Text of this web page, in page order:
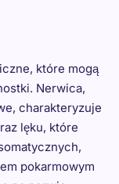
które mogą
Nerwica,
charakteryzuje
lęku, które
pokarmowym